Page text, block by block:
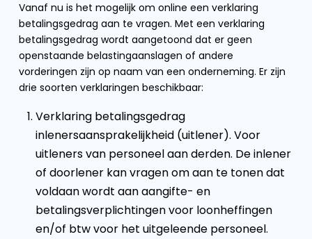
Vanaf nu is het mogelijk om online een verklaring
betalingsgedrag aan te vragen. Met een verklaring
betalingsgedrag wordt aangetoond dat er geen
openstaande belastingaanslagen of andere
vorderingen zijn op naam van een onderneming. Er zijn
drie soorten verklaringen beschikbaar:
Verklaring betalingsgedrag
inlenersaansprakelijkheid (uitlener). Voor
uitleners van personeel aan derden. De inlener
of doorlener kan vragen om aan te tonen dat
voldaan wordt aan aangifte- en
betalingsverplichtingen voor loonheffingen
en/of btw voor het uitgeleende personeel.